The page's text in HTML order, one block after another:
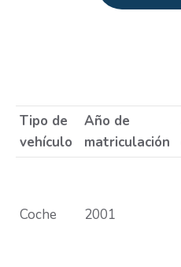
Tipo de
vehículo
Año de
matriculación
Coche 2001